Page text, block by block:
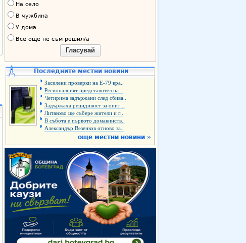
На село
В чужбина
У дома
Все още не съм решил/а
Гласувай
Последните местни новини
Засилени проверки на Е-79 кра..
Регионалният представител на ..
Четирима задържани след сбива..
Задържаха рецидивист за опит ..
Литаково ще събере жители и г..
В събота е първото домакинств..
Александър Везенков отново за..
още местни новини »